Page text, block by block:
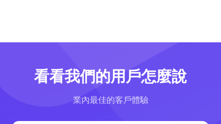
看看我們的用戶怎麼說
業內最佳的客戶體驗